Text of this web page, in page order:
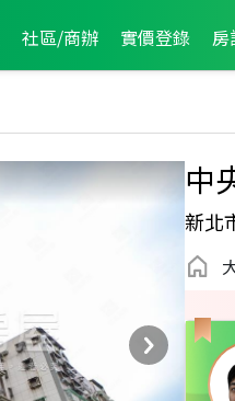
社區/商辦 實價登錄 房
中
新北